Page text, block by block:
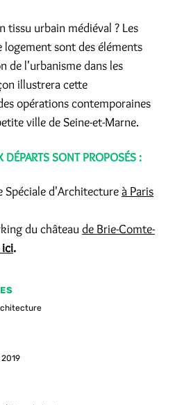
tissu urbain médiéval ? Les
sont des éléments
de l'urbanisme dans les
illustrera cette
opérations contemporaines
ville de Seine-et-Marne.
DÉPARTS SONT PROPOSÉS :
Spéciale d'Architectureà Paris
du châteaude Brie-Comte-
.